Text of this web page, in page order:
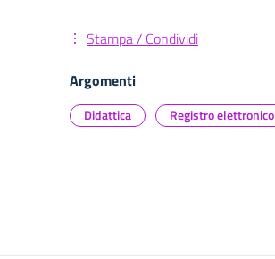
Stampa / Condividi
Argomenti
Didattica Registro elettronico